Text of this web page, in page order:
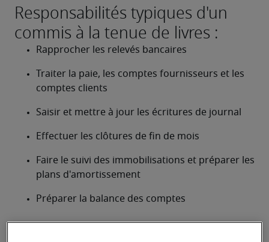
Responsabilités typiques d'un
commis à la tenue de livres :
Rapprocher les relevés bancaires
Traiter la paie, les comptes fournisseurs et les
comptes clients
Saisir et mettre à jour les écritures de journal
Effectuer les clôtures de fin de mois
Faire le suivi des immobilisations et préparer les
plans d'amortissement
Préparer la balance des comptes